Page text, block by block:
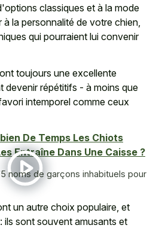
classiques et à la mode
la personnalité de votre chien,
qui pourraient lui convenir
toujours une excellente
devenir répétitifs - à moins que
intemporel comme ceux
De Temps Les Chiots
Entraîne Dans Une Caisse ?
noms de garçons inhabituels pour
un autre choix populaire, et
ils sont souvent amusants et